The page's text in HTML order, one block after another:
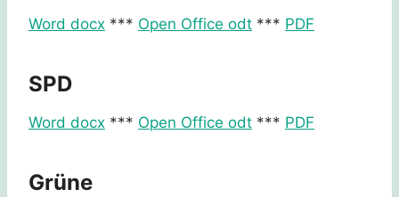
Word docx *** Open Office odt *** PDF
SPD
Word docx *** Open Office odt *** PDF
Grüne